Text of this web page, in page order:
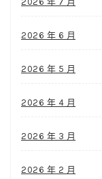
2026 年 6 月
2026 年 5 月
2026 年 4 月
2026 年 3 月
2026 年 2 月